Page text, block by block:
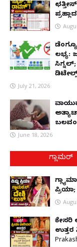
ಲಭ್ಯ:
July 21, 2026
June 18, 2026
ಗ್ಲಾಮರ್
ಕೇಸರಿ
ಉತ್ತರ